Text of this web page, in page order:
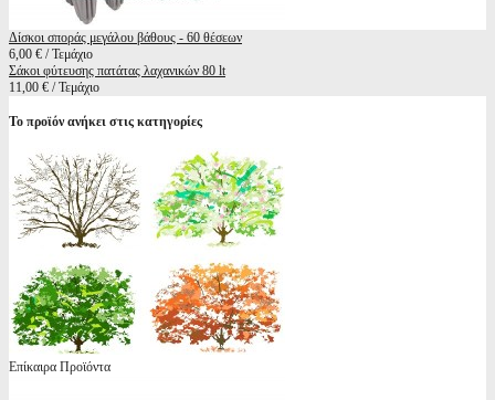
Δίσκοι σποράς μεγάλου βάθους - 60 θέσεων
6,00 € / Τεμάχιο
Σάκοι φύτευσης πατάτας λαχανικών 80 lt
11,00 € / Τεμάχιο
Το προϊόν ανήκει στις κατηγορίες
Επίκαιρα Προϊόντα